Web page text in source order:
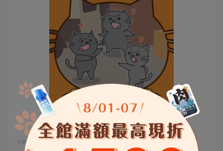
pawpawLand | 2025-12-16